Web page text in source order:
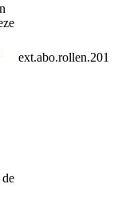
ext.abo.rollen.201